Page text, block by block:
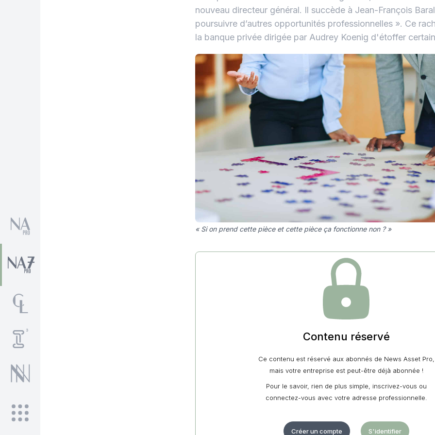
nouveau directeur général. Il succède à Jean-François
poursuivre d’autres opportunités professionnelles ». Ce
la banque privée dirigée par Audrey Koenig d'étoffer
« Si on prend cette pièce et cette pièce ça fonctionne non ? »
Contenu réservé
Ce contenu est réservé aux abonnés de News Asset Pro,
mais votre entreprise est peut-être déjà abonnée !
Pour le savoir, rien de plus simple, inscrivez-vous ou
connectez-vous avec votre adresse professionnelle.
Créer un compte S'identifier